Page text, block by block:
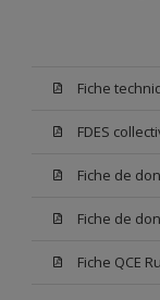
Fiche
FDES
Fiche de
Fiche QCE